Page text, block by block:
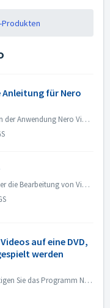
Produkten
Anleitung für Nero
Das Nero Video-Handbuch finden Sie in der Anwendung Nero Video. Öffnen Sie Nero Video, klicken Sie auf KnowHow in der oberen rechten Ecke. Klicken Sie im Dr...
Anmerkung: Weitere Informationen über die Bearbeitung von Videos finden Sie unter folgendem Link: Videos bearbeiten Folgen Sie dem unten stehenden Link, um...
auf eine DVD,
werden
Um eine Video-Disc zu brennen, benötigen Sie das Programm Nero Video. Hier finden Sie kurze Anweisungen zum Brennen eines DVD-Videos: Öffnen Sie Nero Vi...